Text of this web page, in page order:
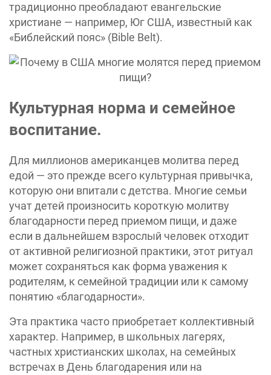
традиционно преобладают евангельские
христиане — например, Юг США, известный как
«Библейский пояс» (Bible Belt).
Культурная норма и семейное
воспитание.
Для миллионов американцев молитва перед
едой — это прежде всего культурная привычка,
которую они впитали с детства. Многие семьи
учат детей произносить короткую молитву
благодарности перед приемом пищи, и даже
если в дальнейшем взрослый человек отходит
от активной религиозной практики, этот ритуал
может сохраняться как форма уважения к
родителям, к семейной традиции или к самому
понятию «благодарности».
Эта практика часто приобретает коллективный
характер. Например, в школьных лагерях,
частных христианских школах, на семейных
встречах в День благодарения или на